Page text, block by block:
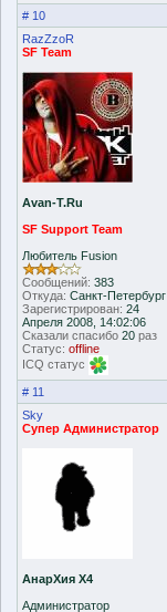
# 10
RazZzoR
SF Team
Avan-T.Ru
SF Support Team
Любитель Fusion
Сообщений: 383
Откуда: Санкт-Петербург
Зарегистрирован: 24
Апреля 2008, 14:02:06
Сказали спасибо 20 раз
Статус: offline
ICQ статус
# 11
Sky
Супер Администратор
АнарХия Х4
Администратор